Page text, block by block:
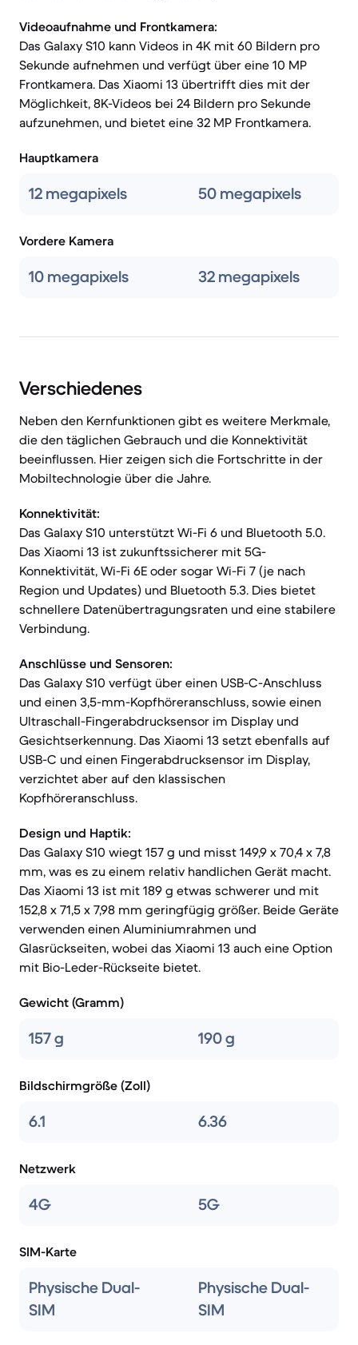
Videoaufnahme und Frontkamera:
Das Galaxy S10 kann Videos in 4K mit 60 Bildern pro
Sekunde aufnehmen und verfügt über eine 10 MP
Frontkamera. Das Xiaomi 13 übertrifft dies mit der
Möglichkeit, 8K-Videos bei 24 Bildern pro Sekunde
aufzunehmen, und bietet eine 32 MP Frontkamera.
Hauptkamera
12 megapixels 50 megapixels
Vordere Kamera
10 megapixels 32 megapixels
Verschiedenes
Neben den Kernfunktionen gibt es weitere Merkmale,
die den täglichen Gebrauch und die Konnektivität
beeinflussen. Hier zeigen sich die Fortschritte in der
Mobiltechnologie über die Jahre.
Konnektivität:
Das Galaxy S10 unterstützt Wi-Fi 6 und Bluetooth 5.0.
Das Xiaomi 13 ist zukunftssicherer mit 5G-
Konnektivität, Wi-Fi 6E oder sogar Wi-Fi 7 (je nach
Region und Updates) und Bluetooth 5.3. Dies bietet
schnellere Datenübertragungsraten und eine stabilere
Verbindung.
Anschlüsse und Sensoren:
Das Galaxy S10 verfügt über einen USB-C-Anschluss
und einen 3,5-mm-Kopfhöreranschluss, sowie einen
Ultraschall-Fingerabdrucksensor im Display und
Gesichtserkennung. Das Xiaomi 13 setzt ebenfalls auf
USB-C und einen Fingerabdrucksensor im Display,
verzichtet aber auf den klassischen
Kopfhöreranschluss.
Design und Haptik:
Das Galaxy S10 wiegt 157 g und misst 149,9 x 70,4 x 7,8
mm, was es zu einem relativ handlichen Gerät macht.
Das Xiaomi 13 ist mit 189 g etwas schwerer und mit
152,8 x 71,5 x 7,98 mm geringfügig größer. Beide Geräte
verwenden einen Aluminiumrahmen und
Glasrückseiten, wobei das Xiaomi 13 auch eine Option
mit Bio-Leder-Rückseite bietet.
Gewicht (Gramm)
157 g 190 g
Bildschirmgröße (Zoll)
6.1 6.36
Netzwerk
4G 5G
SIM-Karte
Physische Dual-
SIM
Physische Dual-
SIM